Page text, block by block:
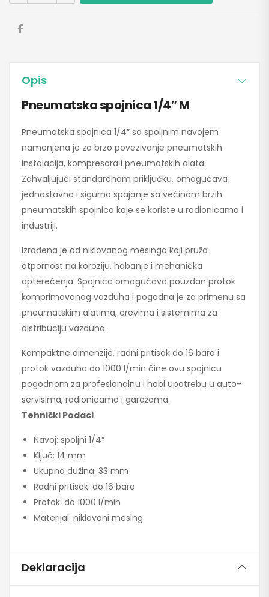
Opis
Pneumatska spojnica 1/4″ M
Pneumatska spojnica 1/4″ sa spoljnim navojem
namenjena je za brzo povezivanje pneumatskih
instalacija, kompresora i pneumatskih alata.
Zahvaljujući standardnom priključku, omogućava
jednostavno i sigurno spajanje sa većinom brzih
pneumatskih spojnica koje se koriste u radionicama i
industriji.
Izrađena je od niklovanog mesinga koji pruža
otpornost na koroziju, habanje i mehanička
opterećenja. Spojnica omogućava pouzdan protok
komprimovanog vazduha i pogodna je za primenu sa
pneumatskim alatima, crevima i sistemima za
distribuciju vazduha.
Kompaktne dimenzije, radni pritisak do 16 bara i
protok vazduha do 1000 l/min čine ovu spojnicu
pogodnom za profesionalnu i hobi upotrebu u auto-
servisima, radionicama i garažama.
Tehnički Podaci
Navoj: spoljni 1/4″
Ključ: 14 mm
Ukupna dužina: 33 mm
Radni pritisak: do 16 bara
Protok: do 1000 l/min
Materijal: niklovani mesing
Deklaracija